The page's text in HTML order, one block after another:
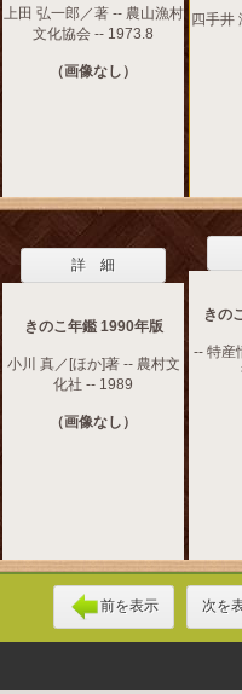
上田 弘一郎／著 -- 農山漁村
文化協会 -- 1973.8
（画像なし）
四手井
詳 細
きのこ年鑑 1990年版
小川 真／[ほか]著 -- 農村文
化社 -- 1989
（画像なし）
きの
-- 特産
前を表示 次を